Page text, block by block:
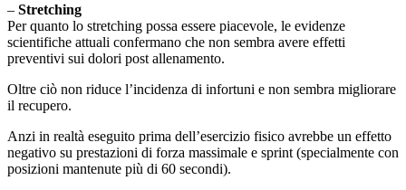
– Stretching
Per quanto lo stretching possa essere piacevole, le evidenze
scientifiche attuali confermano che non sembra avere effetti
preventivi sui dolori post allenamento.
Oltre ciò non riduce l’incidenza di infortuni e non sembra migliorare
il recupero.
Anzi in realtà eseguito prima dell’esercizio fisico avrebbe un effetto
negativo su prestazioni di forza massimale e sprint (specialmente con
posizioni mantenute più di 60 secondi).